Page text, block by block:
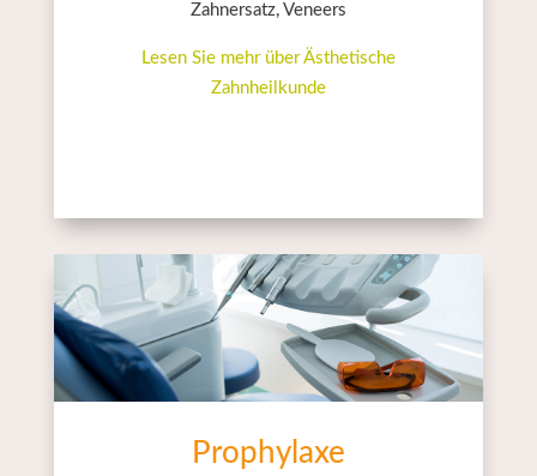
Zahnersatz, Veneers
Lesen Sie mehr über Ästhetische
Zahnheilkunde
Prophylaxe